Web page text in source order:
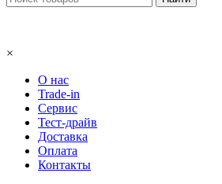
×
О нас
Trade-in
Сервис
Тест-драйв
Доставка
Оплата
Контакты